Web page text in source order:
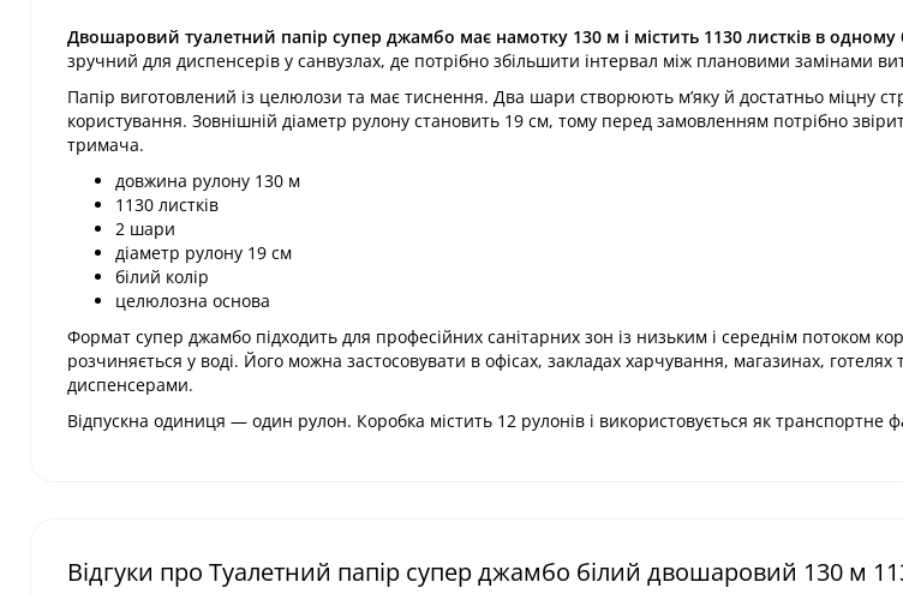
Двошаровий туалетний папір супер джамбо має намотку 130 м і містить 1130 листків в одному
зручний для диспенсерів у санвузлах, де потрібно збільшити інтервал між плановими замінами
Папір виготовлений із целюлози та має тиснення. Два шари створюють м’яку й достатньо міцну
користування. Зовнішній діаметр рулону становить 19 см, тому перед замовленням потрібно
тримача.
довжина рулону 130 м
1130 листків
2 шари
діаметр рулону 19 см
білий колір
целюлозна основа
Формат супер джамбо підходить для професійних санітарних зон із низьким і середнім потоком
розчиняється у воді. Його можна застосовувати в офісах, закладах харчування, магазинах, готелях
диспенсерами.
Відпускна одиниця — один рулон. Коробка містить 12 рулонів і використовується як транспортне
Відгуки про Туалетний папір супер джамбо білий двошаровий 130 м